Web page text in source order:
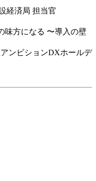
経済局 担当官
方になる 〜導入の壁
ンビションDXホールデ